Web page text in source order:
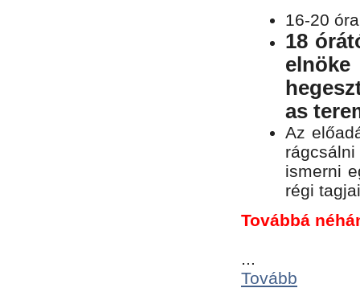
16-20
18
as
Az
ismerni
régi
Továbbá
...
Tovább